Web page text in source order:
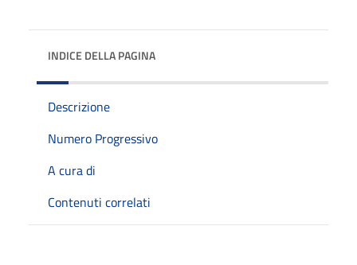
INDICE DELLA PAGINA
Descrizione
Numero Progressivo
A cura di
Contenuti correlati